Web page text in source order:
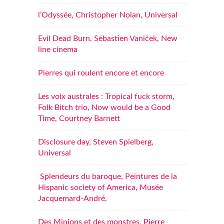
l’Odyssée, Christopher Nolan, Universal
Evil Dead Burn, Sébastien Vaniček, New
line cinema
Pierres qui roulent encore et encore
Les voix australes : Tropical fuck storm,
Folk Bitch trio, Now would be a Good
Time, Courtney Barnett
Disclosure day, Steven Spielberg,
Universal
Splendeurs du baroque, Peintures de la
Hispanic society of America, Musée
Jacquemard-André,
Des Minions et des monstres, Pierre